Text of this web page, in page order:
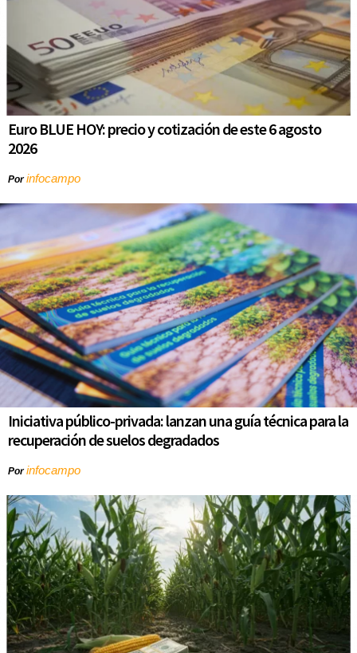
Euro BLUE HOY: precio y cotización de este 6 agosto
2026
Porinfocampo
Iniciativa público-privada: lanzan una guía técnica para la
recuperación de suelos degradados
Porinfocampo